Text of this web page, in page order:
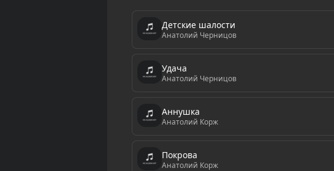
Детские шалости
Анатолий Черницов
Удача
Анатолий Черницов
Аннушка
Анатолий Корж
Покрова
Анатолий Корж